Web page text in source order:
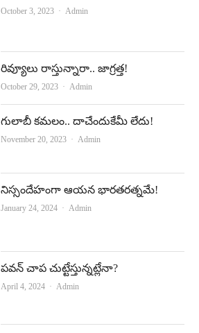
October 3, 2023 Author
Admin
రివ్యూలు రాస్తున్నారా.. జాగ్రత్త!
October 29, 2023 Author
Admin
గులాబీ కమలం.. దాచేందుకేమీ లేదు!
November 20, 2023 Author
Admin
నిస్సందేహంగా ఆయన భారతరత్నమే!
January 24, 2024 Author
Admin
పవన్‌ చాప చుట్టేస్తున్నట్లేనా?
April 4, 2024 Author
Admin